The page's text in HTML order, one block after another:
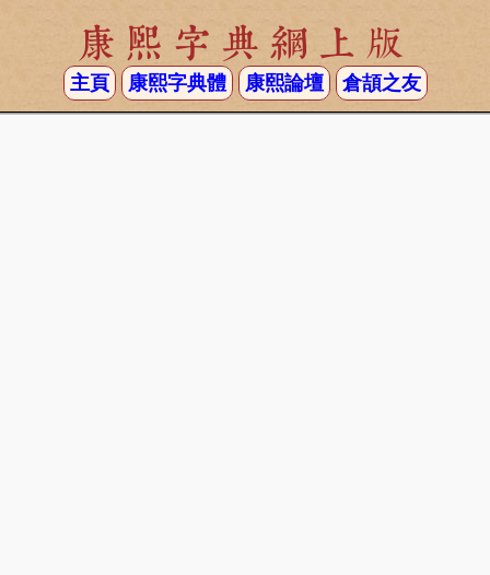
康熙字典網上版
主頁 康熙字典體 康熙論壇 倉頡之友